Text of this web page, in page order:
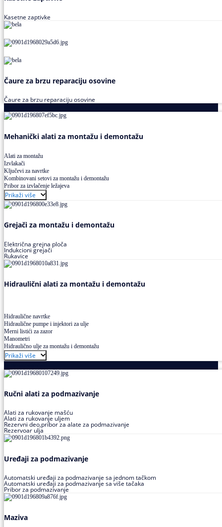
Kasetne zaptivke
Čaure za brzu reparaciju osovine
Čaure za brzu reparaciju osovine
Mehanički alati za montažu i demontažu
Alati za montažu
Izvlakači
Ključevi za navrtke
Kombinovani setovi za montažu i demontažu
Pribor za izvlačenje ležajeva
Prikaži više
Grejači za montažu i demontažu
Električna grejna ploča
Indukcioni grejači
Rukavice
Hidraulični alati za montažu i demontažu
Hidraulične navrtke
Hidraulične pumpe i injektori za ulje
Merni listići za zazor
Manometri
Hidraulično ulje za montažu i demontažu
Prikaži više
Ručni alati za podmazivanje
Alati za rukovanje mašću
Alati za rukovanje uljem
Rezervni deo,pribor za alate za podmazivanje
Rezervoar ulja
Uređaji za podmazivanje
Automatski uređaji za podmazivanje sa jednom tačkom
Automatski uređaji za podmazivanje sa više tačaka
Pribor za podmazivanje
Maziva